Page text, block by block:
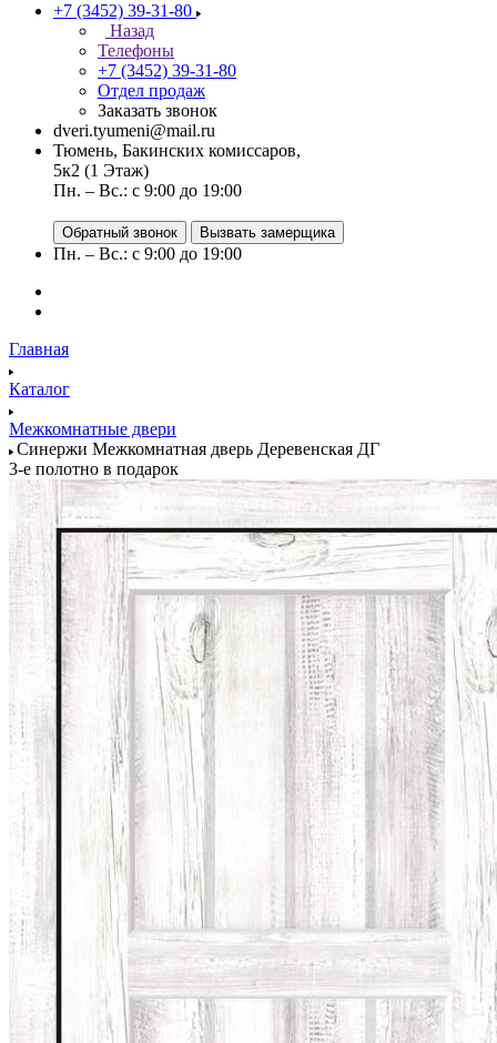
+7 (3452) 39-31-80
Назад
Телефоны
+7 (3452) 39-31-80
Отдел продаж
Заказать звонок
dveri.tyumeni@mail.ru
Тюмень, Бакинских комиссаров,
5к2 (1 Этаж)
Пн. – Вс.: с 9:00 до 19:00
Обратный звонок Вызвать замерщика
Пн. – Вс.: с 9:00 до 19:00
Главная
Каталог
Межкомнатные двери
Синержи Межкомнатная дверь Деревенская ДГ
3-е полотно в подарок